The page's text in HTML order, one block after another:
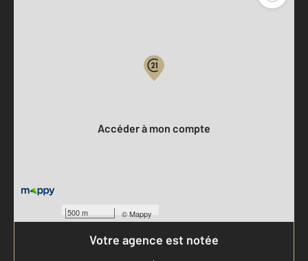
500 m ©Mappy
Accéder à mon compte
Votre agence est notée